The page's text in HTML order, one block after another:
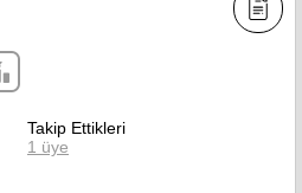
Takip Ettikleri
1 üye